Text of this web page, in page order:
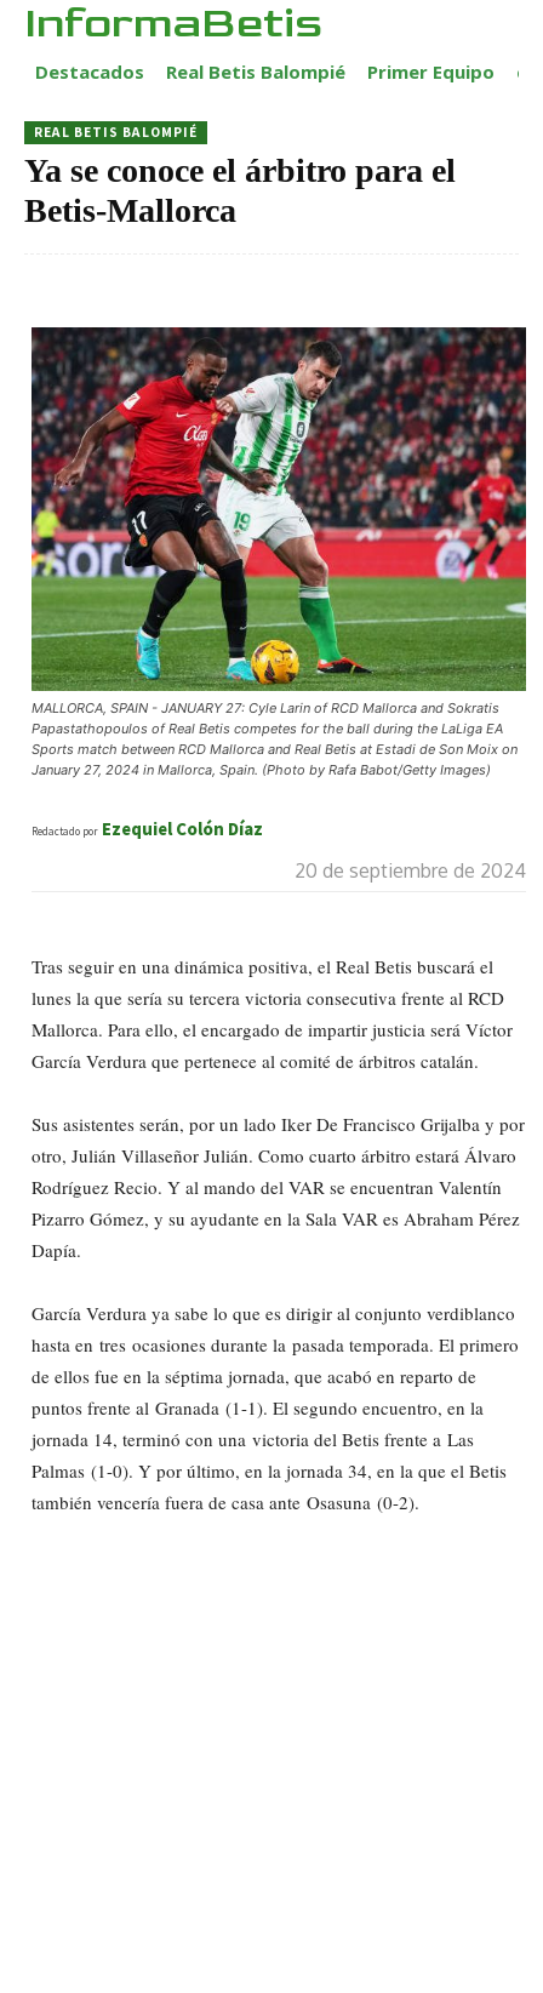
InformaBetis
Destacados Real Betis Balompié Primer Equipo
REAL BETIS BALOMPIÉ
Ya se conoce el árbitro para el
Betis-Mallorca
MALLORCA, SPAIN - JANUARY 27: Cyle Larin of RCD Mallorca and Sokratis
Papastathopoulos of Real Betis competes for the ball during the LaLiga EA
Sports match between RCD Mallorca and Real Betis at Estadi de Son Moix on
January 27, 2024 in Mallorca, Spain. (Photo by Rafa Babot/Getty Images)
Redactado por Ezequiel Colón Díaz
20 de septiembre de 2024
Tras seguir en una dinámica positiva, el Real Betis buscará el
lunes la que sería su tercera victoria consecutiva frente al RCD
Mallorca. Para ello, el encargado de impartir justicia será Víctor
García Verdura que pertenece al comité de árbitros catalán.
Sus asistentes serán, por un lado Iker De Francisco Grijalba y por
otro, Julián Villaseñor Julián. Como cuarto árbitro estará Álvaro
Rodríguez Recio. Y al mando del VAR se encuentran Valentín
Pizarro Gómez, y su ayudante en la Sala VAR es Abraham Pérez
Dapía.
García Verdura ya sabe lo que es dirigir al conjunto verdiblanco
hasta en tres ocasiones durante la pasada temporada. El primero
de ellos fue en la séptima jornada, que acabó en reparto de
puntos frente al Granada (1-1). El segundo encuentro, en la
jornada 14, terminó con una victoria del Betis frente a Las
Palmas (1-0). Y por último, en la jornada 34, en la que el Betis
también vencería fuera de casa ante Osasuna (0-2).